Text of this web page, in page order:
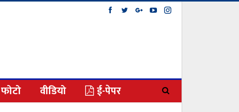
फोटो वीडियो ई-पेपर